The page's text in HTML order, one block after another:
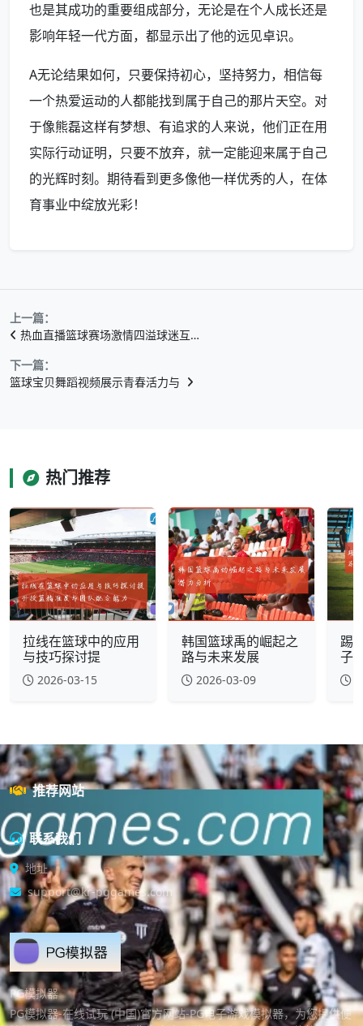
也是其成功的重要组成部分，无论是在个人成长还是
影响年轻一代方面，都显示出了他的远见卓识。
A无论结果如何，只要保持初心，坚持努力，相信每
一个热爱运动的人都能找到属于自己的那片天空。对
于像熊磊这样有梦想、有追求的人来说，他们正在用
实际行动证明，只要不放弃，就一定能迎来属于自己
的光辉时刻。期待看到更多像他一样优秀的人，在体
育事业中绽放光彩！
上一篇：
热血直播篮球赛场激情四溢球迷互…
下一篇：
篮球宝贝舞蹈视频展示青春活力与
热门推荐
拉线在篮球中的应用
与技巧探讨提
2026-03-15
韩国篮球禹的崛起之
路与未来发展
2026-03-09
踢
子
推荐网站
联系我们
地址
support@kr-pggames.com
PG模拟器
PG模拟器-在线试玩 (中国)官方网站-PG电子游戏模拟器，为您提供便